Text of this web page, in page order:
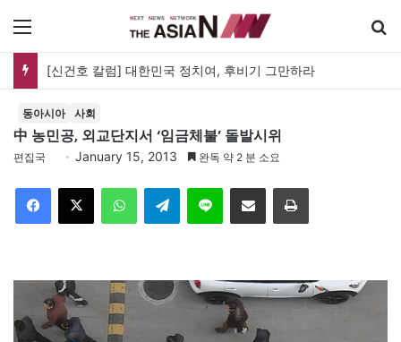
[신건호 칼럼] 대한민국 정치여, 후비기 그만하라
동아시아 사회
中 농민공, 외교단지서 ‘임금체불’ 돌발시위
편집국 January 15, 2013 완독 약 2 분 소요
Telegram 이메일